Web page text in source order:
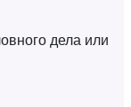
дела или